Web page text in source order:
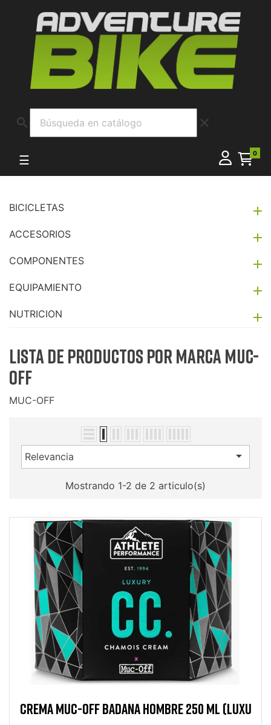
search clear
Navegación de palanca
☰ 0
BICICLETAS 
ACCESORIOS 
COMPONENTES 
EQUIPAMIENTO 
NUTRICION 
Lista de productos por marca MUC-
OFF
MUC-OFF
Relevancia 
Mostrando 1-2 de 2 articulo(s)
CREMA MUC-OFF BADANA HOMBRE 250 ML (LUXU